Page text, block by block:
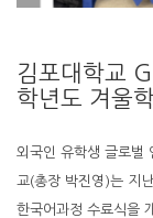
김포대학교
학년도 겨울
외국인 유학생 글로
교(총장 박진영)는 지
한국어과정 수료식을